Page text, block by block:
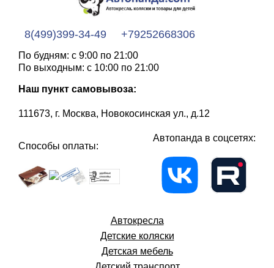
8(499)399-34-49 +79252668306
По будням: с 9:00 по 21:00
По выходным: с 10:00 по 21:00
Наш пункт самовывоза:
111673, г. Москва, Новокосинская ул., д.12
Способы оплаты:
Автопанда в соцсетях:
Автокресла
Детские коляски
Детская мебель